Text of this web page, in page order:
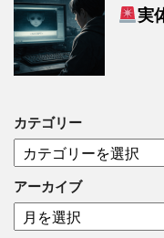
実
カテゴリー
テ
ゴ
リ
ー
アーカイブ
ア
ー